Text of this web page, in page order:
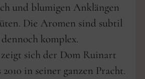
und blumigen Anklängen
Die Aromen sind subtil
komplex.
sich der Dom Ruinart
2010 in seiner ganzen Pracht.